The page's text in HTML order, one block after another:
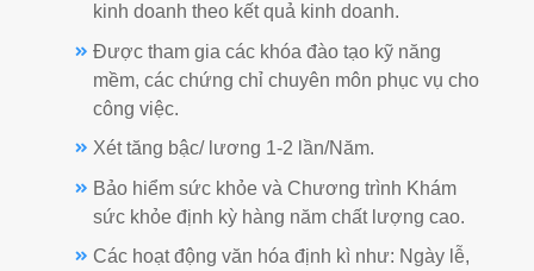
kinh doanh theo kết quả kinh doanh.
Được tham gia các khóa đào tạo kỹ năng
mềm, các chứng chỉ chuyên môn phục vụ cho
công việc.
Xét tăng bậc/ lương 1-2 lần/Năm.
Bảo hiểm sức khỏe và Chương trình Khám
sức khỏe định kỳ hàng năm chất lượng cao.
Các hoạt động văn hóa định kì như: Ngày lễ,